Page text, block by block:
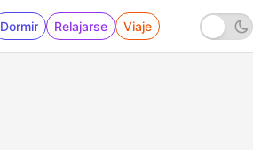
Dormir Relajarse Viaje